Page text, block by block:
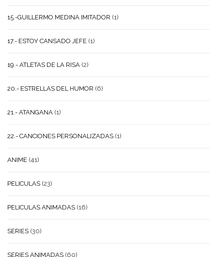
15.-GUILLERMO MEDINA IMITADOR (1)
17.- ESTOY CANSADO JEFE (1)
19.- ATLETAS DE LA RISA (2)
20.- ESTRELLAS DEL HUMOR (6)
21.- ATANGANA (1)
22.- CANCIONES PERSONALIZADAS (1)
ANIME (41)
PELICULAS (23)
PELICULAS ANIMADAS (16)
SERIES (30)
SERIES ANIMADAS (60)